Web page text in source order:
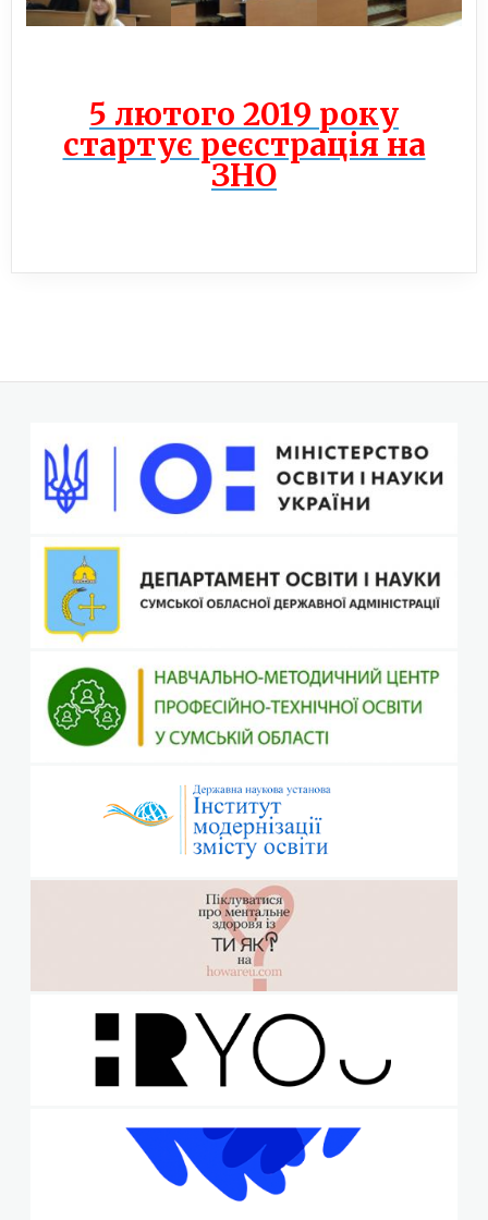
5 лютого 2019 року
стартує реєстрація на
ЗНО